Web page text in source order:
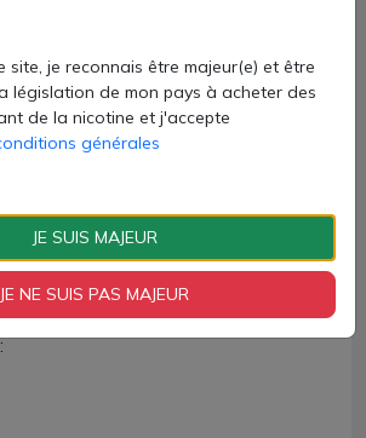
Le remplissage se fera par le
ou bien un filtre papier (vendu
des sensations familières.
des fumeurs pour concevoir un kit qui
Kit Vaptio est en vente chez AZVape
site, je reconnais être majeur(e) et être
législation de mon pays à acheter des
de la nicotine et j'accepte
générales
JE SUIS MAJEUR
JE NE SUIS PAS MAJEUR